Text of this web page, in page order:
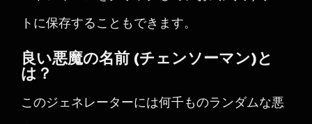
トに保存することもできます。
良い悪魔の名前 (チェンソーマン)と
は？
このジェネレーターには何千ものランダムな悪